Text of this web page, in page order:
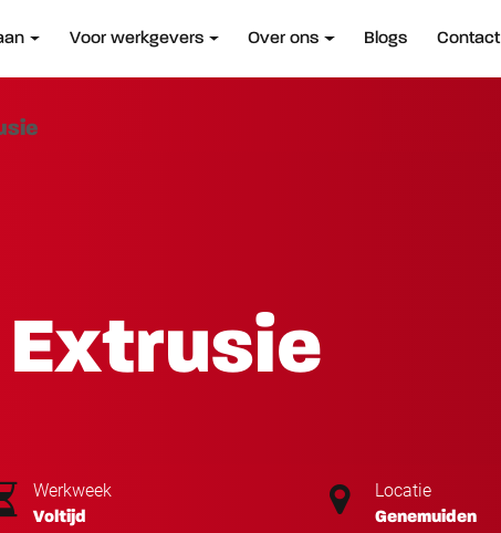
Voor werkgevers Over ons Blogs Contact
Werkweek
Voltijd
Locatie
Genemuiden